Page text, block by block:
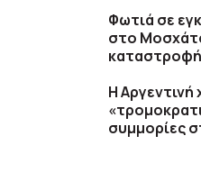
Φωτιά σε
στο
καταστροφή
Η Αργεντινή
συμμορίες